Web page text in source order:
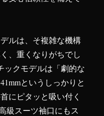
ルは、そ複雑な機構
、重くなりがちでし
ックモデルは「劇的な
というしっかりと
にピタッと吸い付く
級スーツ袖口にもス